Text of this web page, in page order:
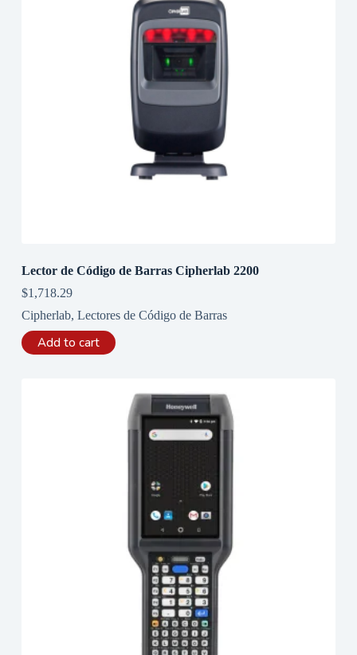
Lector de Código de Barras Cipherlab 2200
$1,718.29
Cipherlab, Lectores de Código de Barras
Add to cart